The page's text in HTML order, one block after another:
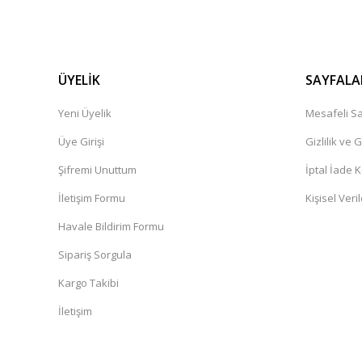
ÜYELİK
Yeni Üyelik
Üye Girişi
Şifremi Unuttum
İletişim Formu
Havale Bildirim Formu
Sipariş Sorgula
Kargo Takibi
İletişim
Mesafeli
Gizlilik ve
İptal İade
Kişisel